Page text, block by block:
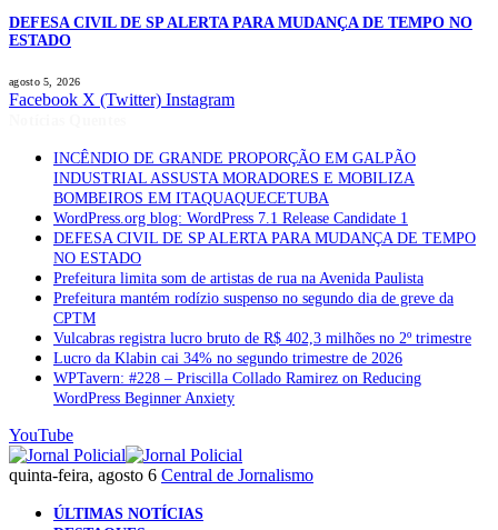
DEFESA CIVIL DE SP ALERTA PARA MUDANÇA DE TEMPO NO
ESTADO
agosto 5, 2026
Facebook X (Twitter) Instagram
INCÊNDIO DE GRANDE PROPORÇÃO EM GALPÃO
INDUSTRIAL ASSUSTA MORADORES E MOBILIZA
BOMBEIROS EM ITAQUAQUECETUBA
WordPress.org blog: WordPress 7.1 Release Candidate 1
DEFESA CIVIL DE SP ALERTA PARA MUDANÇA DE TEMPO
NO ESTADO
Prefeitura limita som de artistas de rua na Avenida Paulista
Prefeitura mantém rodízio suspenso no segundo dia de greve da
CPTM
Vulcabras registra lucro bruto de R$ 402,3 milhões no 2º trimestre
Lucro da Klabin cai 34% no segundo trimestre de 2026
WPTavern: #228 – Priscilla Collado Ramirez on Reducing
WordPress Beginner Anxiety
YouTube
quinta-feira, agosto 6 Central de Jornalismo
ÚLTIMAS NOTÍCIAS